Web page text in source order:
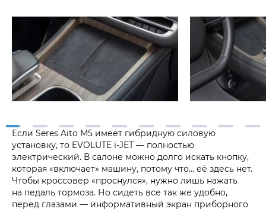
Если Seres Aito M5 имеет гибридную силовую
установку, то EVOLUTE i‑JET — полностью
электрический. В салоне можно долго искать кнопку,
которая «включает» машину, потому что… её здесь нет.
Чтобы кроссовер «проснулся», нужно лишь нажать
на педаль тормоза. Но сидеть все так же удобно,
перед глазами — информативный экран приборного